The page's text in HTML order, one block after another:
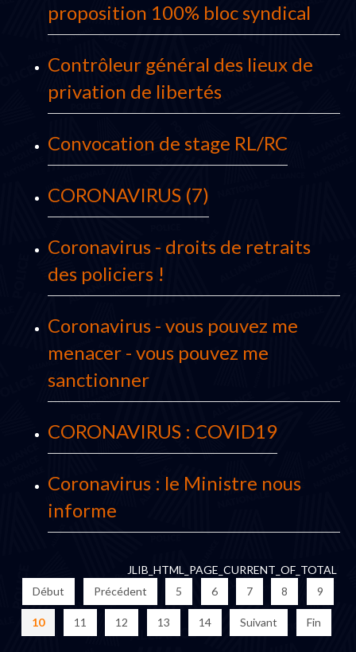
proposition 100% bloc syndical
Contrôleur général des lieux de
privation de libertés
Convocation de stage RL/RC
CORONAVIRUS (7)
Coronavirus - droits de retraits
des policiers !
Coronavirus - vous pouvez me
menacer - vous pouvez me
sanctionner
CORONAVIRUS : COVID19
Coronavirus : le Ministre nous
informe
JLIB_HTML_PAGE_CURRENT_OF_TOTAL
Début
Précédent 5 6 7 8 9
10 11 12 13 14 Suivant Fin